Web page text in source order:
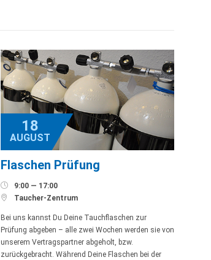
18
AUGUST
Flaschen Prüfung
 9:00 — 17:00
 Taucher-Zentrum
Bei uns kannst Du Deine Tauchflaschen zur
Prüfung abgeben – alle zwei Wochen werden sie von
unserem Vertragspartner abgeholt, bzw.
zurückgebracht. Während Deine Flaschen bei der